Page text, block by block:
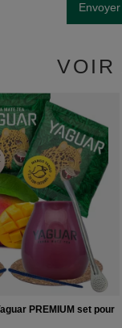
VOIR
PREMIUM set pour